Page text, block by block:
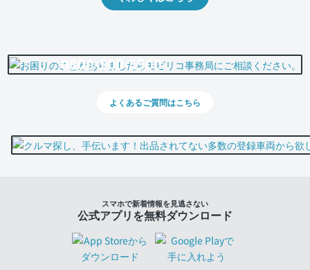
0800-500-5500
よくあるご質問はこちら
スマホで新着情報を見逃さない
公式アプリを無料ダウンロード